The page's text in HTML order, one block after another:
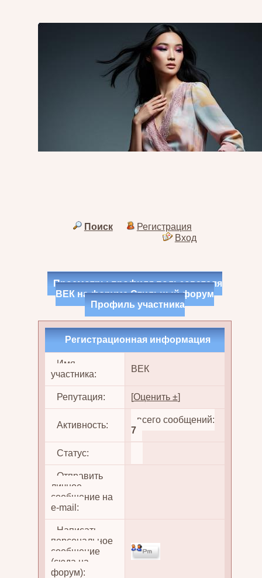
Поиск
Регистрация
Вход
Просмотры профиля пользователя
ВЕК на форуме Стильный форум
Профиль участника
Регистрационная информация
Имя
участника:
ВЕК
Репутация: [Оценить ±]
Активность:
всего сообщений:
7
Статус:
Отправить
личное
сообщение на
e-mail:
Написать
персональное
сообщение
(сюда на
форум):